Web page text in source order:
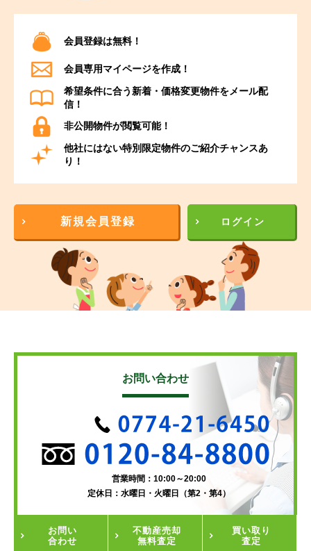
会員登録は無料！
会員専用マイページを作成！
希望条件に合う新着・価格変更物件をメール配
信！
非公開物件が閲覧可能！
他社にはない特別限定物件のご紹介チャンスあ
り！
新規会員登録 ログイン
お問い合わせ
営業時間：10:00～20:00
定休日：水曜日・火曜日（第2・第4）
お問い
合わせ
不動産売却
無料査定
買い取り
査定